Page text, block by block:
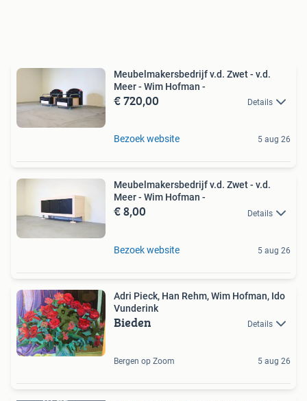
Meubelmakersbedrijf v.d. Zwet - v.d.
Meer - Wim Hofman -
€ 720,00 Details
Bezoek website 5 aug 26
Meubelmakersbedrijf v.d. Zwet - v.d.
Meer - Wim Hofman -
€ 8,00 Details
Bezoek website 5 aug 26
Adri Pieck, Han Rehm, Wim Hofman, Ido
Vunderink
Bieden Details
Bergen op Zoom 5 aug 26